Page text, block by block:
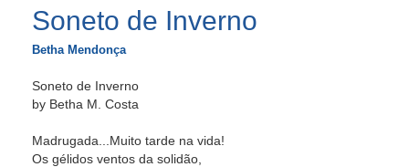
Soneto de Inverno
Betha Mendonça
Soneto de Inverno
by Betha M. Costa
Madrugada...Muito tarde na vida!
Os gélidos ventos da solidão,